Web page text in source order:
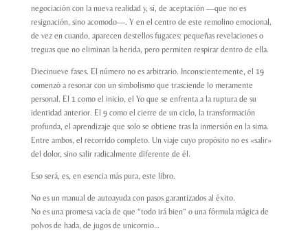
negociación con la nueva realidad y, sí, de aceptación —que no es
resignación, sino acomodo—. Y en el centro de este remolino emocional,
de vez en cuando, aparecen destellos fugaces: pequeñas revelaciones o
treguas que no eliminan la herida, pero permiten respirar dentro de ella.
Diecinueve fases. El número no es arbitrario. Inconscientemente, el 19
comenzó a resonar con un simbolismo que trasciende lo meramente
personal. El 1 como el inicio, el Yo que se enfrenta a la ruptura de su
identidad anterior. El 9 como el cierre de un ciclo, la transformación
profunda, el aprendizaje que solo se obtiene tras la inmersión en la sima.
Entre ambos, el recorrido completo. Un viaje cuyo propósito no es «salir»
del dolor, sino salir radicalmente diferente de él.
Eso será, es, en esencia más pura, este libro.
No es un manual de autoayuda con pasos garantizados al éxito.
No es una promesa vacía de que “todo irá bien” o una fórmula mágica de
polvos de hada, de jugos de unicornio…